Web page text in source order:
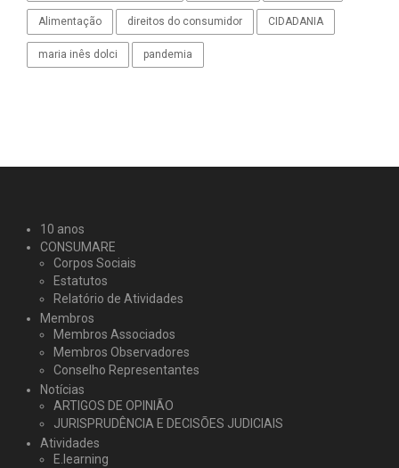
Alimentação direitos do consumidor CIDADANIA
maria inês dolci pandemia
10 anos
CONSUMARE
Corpos Sociais
Estatutos
Relatório de Atividades
Membros
Membros Associados
Membros Observadores
Conselho Representantes
Notícias
ARTIGOS DE OPINIÃO
JURISPRUDÊNCIA E DECISÕES JUDICIAIS
Atividades
E.learning